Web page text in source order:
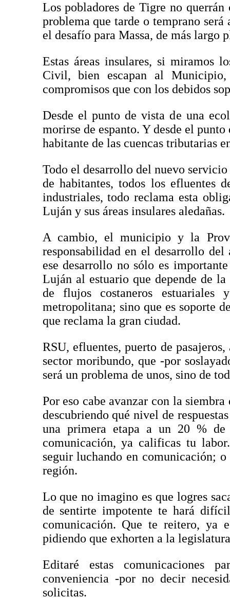
Los pobladores de Tigre no
problema que tarde o temprano
el desafío para Massa, de más largo
Estas áreas insulares, si miramos
Civil, bien escapan al
compromisos que con los debidos
Desde el punto de vista de una
morirse de espanto. Y desde el
habitante de las cuencas tributarias
Todo el desarrollo del nuevo
de habitantes, todos los efluentes
industriales, todo reclama esta
Luján y sus áreas insulares aledañas.
A cambio, el municipio y la
responsabilidad en el desarrollo
ese desarrollo no sólo es
Luján al estuario que depende de
de flujos costaneros
metropolitana; sino que es soporte
que reclama la gran ciudad.
RSU, efluentes, puerto de
sector moribundo, que -por
será un problema de unos, sino de
Por eso cabe avanzar con la
descubriendo qué nivel de
una primera etapa a un 20 % de
comunicación, ya calificas tu
seguir luchando en comunicación;
región.
Lo que no imagino es que logres
de sentirte impotente te hará
comunicación. Que te reitero, ya
pidiendo que exhorten a la
Editaré estas comunicaciones
conveniencia -por no decir
solicitas.